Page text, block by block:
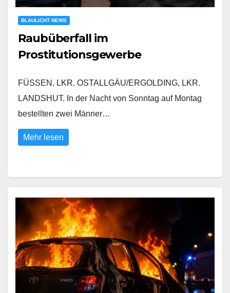
BLAULICHT NEWS
Raubüberfall im
Prostitutionsgewerbe
FÜSSEN, LKR. OSTALLGÄU/ERGOLDING, LKR.
LANDSHUT. In der Nacht von Sonntag auf Montag
bestellten zwei Männer…
Mehr lesen